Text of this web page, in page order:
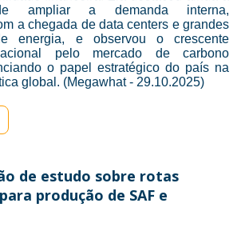
ampliar a demanda interna,
a chegada de data centers e grandes
energia, e observou o crescente
pelo mercado de carbono
o papel estratégico do país na
global. (Megawhat - 29.10.2025)
de estudo sobre rotas
produção de SAF e